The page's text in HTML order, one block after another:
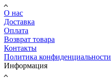
О нас
Доставка
Оплата
Возврат товара
Контакты
Политика конфиденциальности
Информация